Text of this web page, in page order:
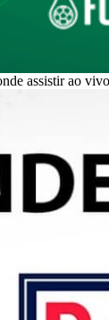
assistir ao